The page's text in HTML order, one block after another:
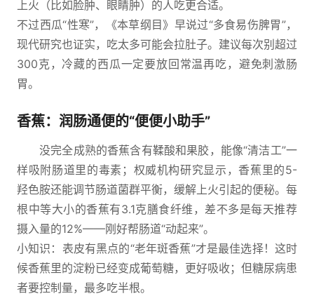
上火（比如脸肿、眼睛肿）的人吃更合适。
不过西瓜“性寒”，《本草纲目》早说过“多食易伤脾胃”，
现代研究也证实，吃太多可能会拉肚子。建议每次别超过
300克，冷藏的西瓜一定要放回常温再吃，避免刺激肠
胃。
香蕉：润肠通便的“便便小助手”
没完全成熟的香蕉含有鞣酸和果胶，能像“清洁工”一
样吸附肠道里的毒素；权威机构研究显示，香蕉里的5-
羟色胺还能调节肠道菌群平衡，缓解上火引起的便秘。每
根中等大小的香蕉有3.1克膳食纤维，差不多是每天推荐
摄入量的12%——刚好帮肠道“动起来”。
小知识：表皮有黑点的“老年斑香蕉”才是最佳选择！这时
候香蕉里的淀粉已经变成葡萄糖，更好吸收；但糖尿病患
者要控制量，最多吃半根。